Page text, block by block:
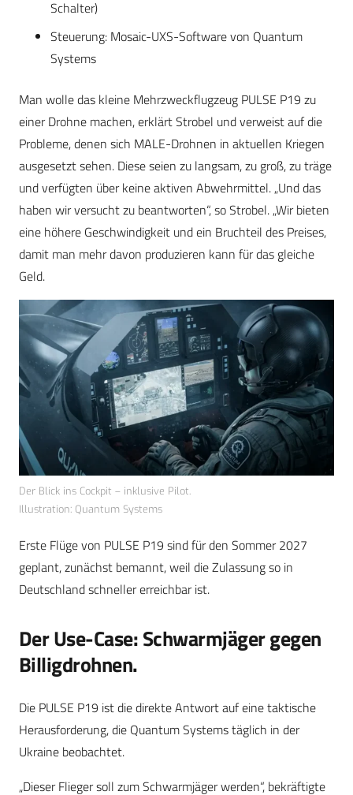
Schalter)
Steuerung: Mosaic-UXS-Software von Quantum
Systems
Man wolle das kleine Mehrzweckflugzeug PULSE P19 zu
einer Drohne machen, erklärt Strobel und verweist auf die
Probleme, denen sich MALE-Drohnen in aktuellen Kriegen
ausgesetzt sehen. Diese seien zu langsam, zu groß, zu träge
und verfügten über keine aktiven Abwehrmittel. „Und das
haben wir versucht zu beantworten“, so Strobel. „Wir bieten
eine höhere Geschwindigkeit und ein Bruchteil des Preises,
damit man mehr davon produzieren kann für das gleiche
Geld.
Der Blick ins Cockpit – inklusive Pilot.
Illustration: Quantum Systems
Erste Flüge von PULSE P19 sind für den Sommer 2027
geplant, zunächst bemannt, weil die Zulassung so in
Deutschland schneller erreichbar ist.
Der Use-Case: Schwarmjäger gegen
Billigdrohnen.
Die PULSE P19 ist die direkte Antwort auf eine taktische
Herausforderung, die Quantum Systems täglich in der
Ukraine beobachtet.
„Dieser Flieger soll zum Schwarmjäger werden“, bekräftigte